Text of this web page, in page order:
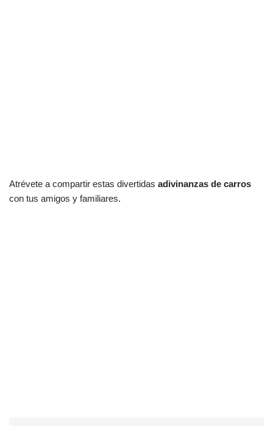
Atrévete a compartir estas divertidas adivinanzas de carros
con tus amigos y familiares.